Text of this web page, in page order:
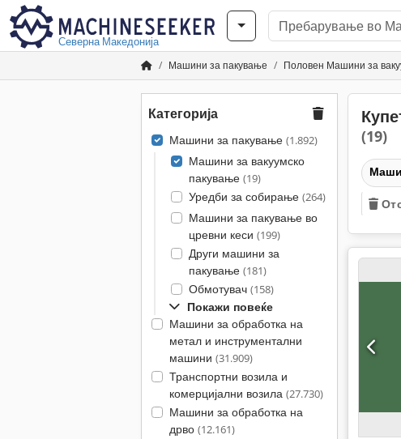
Северна Македонија
Машини за пакување Половен Машини за
Категорија
Машини за пакување (1.892)
Машини за вакуумско
пакување (19)
Уредби за собирање (264)
Машини за пакување во
цревни кеси (199)
Други машини за
пакување (181)
Обмотувач (158)
Покажи повеќе
Машини за обработка на
метал и инструментални
машини (31.909)
Транспортни возила и
комерцијални возила (27.730)
Машини за обработка на
дрво (12.161)
(19)